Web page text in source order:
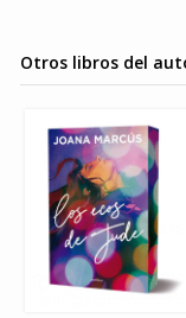
Otros libros del